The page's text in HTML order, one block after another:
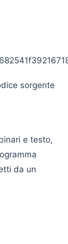
sorgente
e testo,
da un